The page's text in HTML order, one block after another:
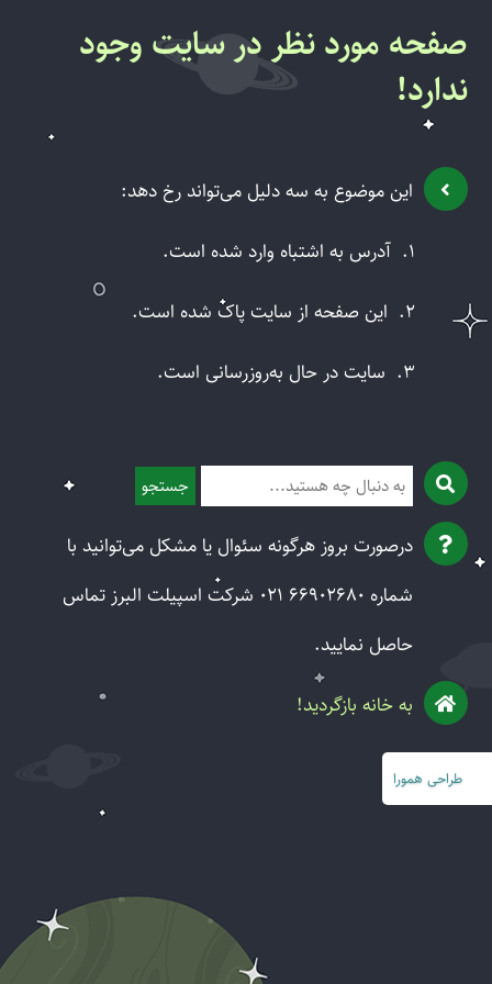
صفحه مورد نظر در سایت وجود
ندارد!
این موضوع به سه دلیل می‌تواند رخ دهد:
1. آدرس به اشتباه وارد شده است.
2. این صفحه از سایت پاک شده است.
3. سایت در حال به‌روزرسانی است.
درصورت بروز هرگونه سئوال یا مشکل می‌توانید با
شماره 021 66902680 شرکت اسپیلت البرز تماس
حاصل نمایید.
به خانه بازگردید!
طراحی همورا